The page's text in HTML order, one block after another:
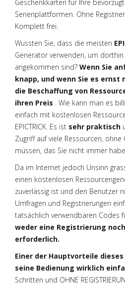
Geschenkkarten für Ihre
Serienplattformen. Ohne
Komplett frei.
Wussten Sie, dass die meisten
Generator verwenden, um
angekommen sind? Wenn Sie
knapp, und wenn Sie es ernst
die Beschaffung von
ihren Preis . Wie kann man es
einfach mit kostenlosen
EPICTRICK. Es ist sehr praktisch
Zugriff auf viele Ressourcen, ohne
müssen, das Sie nicht immer
Da im Internet jedoch Unsinn
einen kostenlosen
zuverlässig ist und den Benutzer
Umfragen und Registrierungen
tatsächlich verwendbaren Codes
weder eine Registrierung
erforderlich.
Einer der Hauptvorteile
seine Bedienung wirklich
Schritten und OHNE